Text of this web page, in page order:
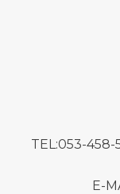
TEL:053-458-
E-